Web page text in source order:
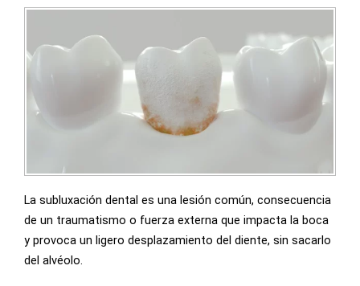
La subluxación dental es una lesión común, consecuencia
de un traumatismo o fuerza externa que impacta la boca
y provoca un ligero desplazamiento del diente, sin sacarlo
del alvéolo.